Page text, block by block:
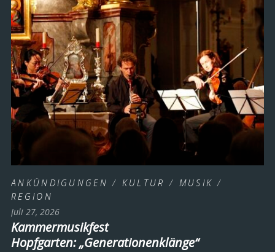
ANKÜNDIGUNGEN / KULTUR / MUSIK /
REGION
Juli 27, 2026
Kammermusikfest
Hopfgarten: „Generationenklänge“